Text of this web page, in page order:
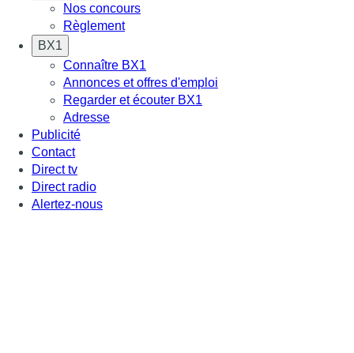
Nos concours
Règlement
BX1
Connaître BX1
Annonces et offres d'emploi
Regarder et écouter BX1
Adresse
Publicité
Contact
Direct tv
Direct radio
Alertez-nous